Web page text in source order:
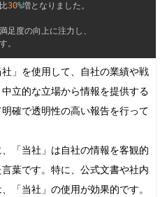
30%増となりました。
足度の向上に注力し、
。
」を使用して、自社の業績や戦
立的な立場から情報を提供する
確で透明性の高い報告を行って
「当社」は自社の情報を客観的
葉です。特に、公式文書や社内
「当社」の使用が効果的です。